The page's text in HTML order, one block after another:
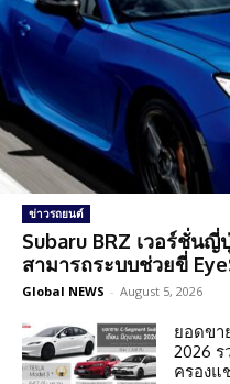
ข่าวรถยนต์
Subaru BRZ เวอร์ชั่น
สามารถระบบช่วยขี่
Global NEWS - August 5, 2026
ยอดขา
2026 ร
ครองแ